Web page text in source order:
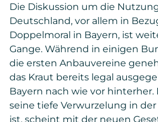
Die Diskussion um die
Deutschland, vor allem in
Doppelmoral in Bayern, ist
Gange. Während in einigen
die ersten Anbauvereine
das Kraut bereits legal
Bayern nach wie vor hinterher.
seine tiefe Verwurzelung in
ist, scheint mit der neuen